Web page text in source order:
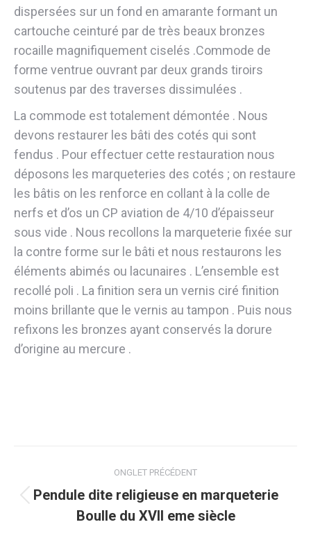
dispersées sur un fond en amarante formant un
cartouche ceinturé par de très beaux bronzes
rocaille magnifiquement ciselés .Commode de
forme ventrue ouvrant par deux grands tiroirs
soutenus par des traverses dissimulées .
La commode est totalement démontée . Nous
devons restaurer les bâti des cotés qui sont
fendus . Pour effectuer cette restauration nous
déposons les marqueteries des cotés ; on restaure
les bâtis on les renforce en collant à la colle de
nerfs et d’os un CP aviation de 4/10 d’épaisseur
sous vide . Nous recollons la marqueterie fixée sur
la contre forme sur le bâti et nous restaurons les
éléments abimés ou lacunaires . L’ensemble est
recollé poli . La finition sera un vernis ciré finition
moins brillante que le vernis au tampon . Puis nous
refixons les bronzes ayant conservés la dorure
d’origine au mercure .
de
commentaire
ONGLET PRÉCÉDENT
Onglet
précédent
Pendule dite religieuse en marqueterie
Boulle du XVII eme siècle